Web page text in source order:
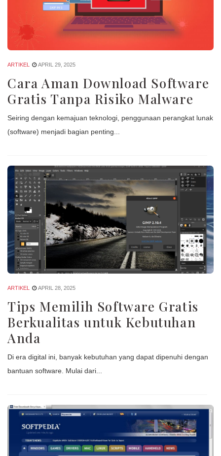
ARTIKEL APRIL 29, 2025
Cara Aman Download Software
Gratis Tanpa Risiko Malware
Seiring dengan kemajuan teknologi, penggunaan perangkat lunak
(software) menjadi bagian penting...
ARTIKEL APRIL 28, 2025
Tips Memilih Software Gratis
Berkualitas untuk Kebutuhan
Anda
Di era digital ini, banyak kebutuhan yang dapat dipenuhi dengan
bantuan software. Mulai dari...